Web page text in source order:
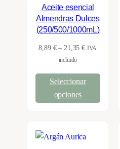
Aceite esencial
Almendras Dulces
(250/500/1000mL)
8,89 € – 21,35€Rango
desde
hasta
IVA
incluido
Seleccionar
opciones